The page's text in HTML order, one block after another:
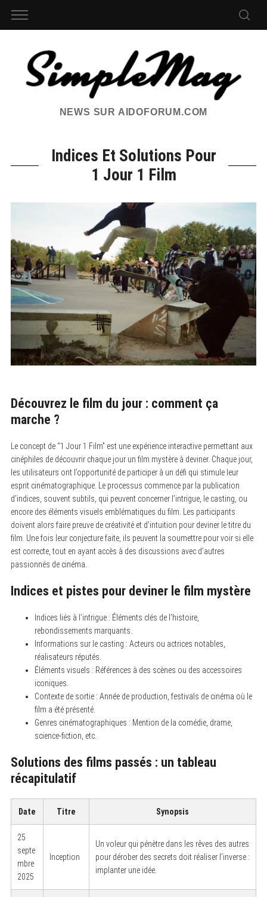
NEWS SUR AIDOFORUM.COM
Indices Et Solutions Pour
1 Jour 1 Film
Découvrez le film du jour : comment ça
marche ?
Le concept de “1 Jour 1 Film” est une expérience interactive permettant aux
cinéphiles de découvrir chaque jour un film mystère à deviner. Chaque jour,
les utilisateurs ont l’opportunité de participer à un défi qui stimule leur
esprit cinématographique. Le processus commence par la publication
d’indices, souvent subtils, qui peuvent concerner l’intrigue, le casting, ou
encore des éléments visuels emblématiques du film. Les participants
doivent alors faire preuve de créativité et d’intuition pour deviner le titre du
film. Une fois leur conjecture faite, ils peuvent la soumettre pour voir si elle
est correcte, tout en ayant accès à des discussions avec d’autres
passionnés de cinéma.
Indices et pistes pour deviner le film mystère
Indices liés à l’intrigue : Éléments clés de l’histoire,
rebondissements marquants.
Informations sur le casting : Acteurs ou actrices notables,
réalisateurs réputés.
Éléments visuels : Références à des scènes ou des accessoires
iconiques.
Contexte de sortie : Année de production, festivals de cinéma où le
film a été présenté.
Genres cinématographiques : Mention de la comédie, drame,
science-fiction, etc.
Solutions des films passés : un tableau
récapitulatif
Date Titre Synopsis
25
septe
mbre
2025
Inception
Un voleur qui pénètre dans les rêves des autres
pour dérober des secrets doit réaliser l’inverse :
implanter une idée.